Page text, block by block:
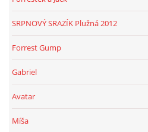
SRPNOVÝ SRAZÍK Plužná 2012
Forrest Gump
Gabriel
Avatar
Míša